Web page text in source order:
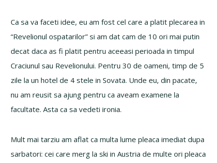
Ca sa va faceti idee, eu am fost cel care a platit plecarea in
“Revelionul ospatarilor” si am dat cam de 10 ori mai putin
decat daca as fi platit pentru aceeasi perioada in timpul
Craciunul sau Revelionului. Pentru 30 de oameni, timp de 5
zile la un hotel de 4 stele in Sovata. Unde eu, din pacate,
nu am reusit sa ajung pentru ca aveam examene la
facultate. Asta ca sa vedeti ironia.
Mult mai tarziu am aflat ca multa lume pleaca imediat dupa
sarbatori: cei care merg la ski in Austria de multe ori pleaca